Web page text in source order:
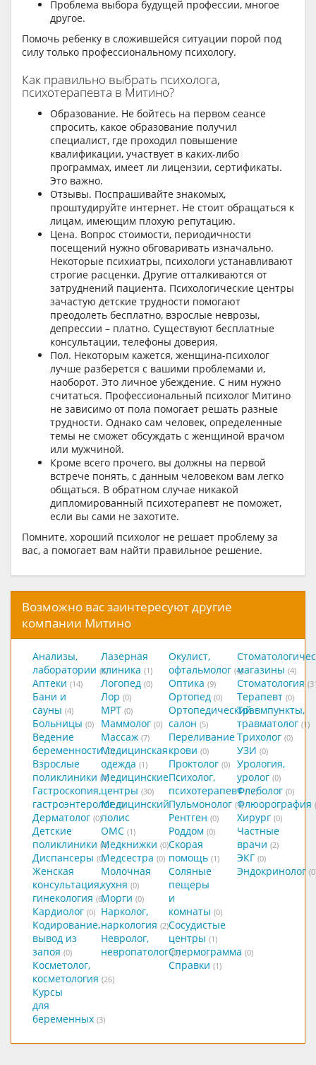
Проблема выбора будущей профессии, многое
другое.
Помочь ребенку в сложившейся ситуации порой под
силу только профессиональному психологу.
Как правильно выбрать психолога,
психотерапевта в Митино?
Образование. Не бойтесь на первом сеансе
спросить, какое образование получил
специалист, где проходил повышение
квалификации, участвует в каких-либо
программах, имеет ли лицензии, сертификаты.
Это важно.
Отзывы. Поспрашивайте знакомых,
проштудируйте интернет. Не стоит обращаться к
лицам, имеющим плохую репутацию.
Цена. Вопрос стоимости, периодичности
посещений нужно обговаривать изначально.
Некоторые психиатры, психологи устанавливают
строгие расценки. Другие отталкиваются от
затруднений пациента. Психологические центры
зачастую детские трудности помогают
преодолеть бесплатно, взрослые неврозы,
депрессии – платно. Существуют бесплатные
консультации, телефоны доверия.
Пол. Некоторым кажется, женщина-психолог
лучше разберется с вашими проблемами и,
наоборот. Это личное убеждение. С ним нужно
считаться. Профессиональный психолог Митино
не зависимо от пола помогает решать разные
трудности. Однако сам человек, определенные
темы не сможет обсуждать с женщиной врачом
или мужчиной.
Кроме всего прочего, вы должны на первой
встрече понять, с данным человеком вам легко
общаться. В обратном случае никакой
дипломированный психотерапевт не поможет,
если вы сами не захотите.
Помните, хороший психолог не решает проблему за
вас, а помогает вам найти правильное решение.
Возможно вас заинтересуют другие
компании Митино
Анализы,
лаборатории (8)
Аптеки (14)
Бани и
сауны (4)
Больницы (0)
Ведение
беременности (0)
Взрослые
поликлиники (4)
Гастроскопия,
гастроэнтеролог (0)
Дерматолог (0)
Детские
поликлиники (4)
Диспансеры (0)
Женская
консультация,
гинекология (6)
Кардиолог (0)
Кодирование,
вывод из
запоя (0)
Косметолог,
косметология (26)
Курсы
для
беременных (3)
Лазерная
клиника (1)
Логопед (0)
Лор (0)
МРТ (0)
Маммолог (0)
Массаж (7)
Медицинская
одежда (1)
Медицинские
центры (30)
Медицинский
полис
ОМС (1)
Медкнижки (0)
Медсестра (0)
Молочная
кухня (0)
Морги (0)
Нарколог,
наркология (2)
Невролог,
невропатолог (0)
Окулист,
офтальмолог (4)
Оптика (9)
Ортопед (0)
Ортопедический
салон (5)
Переливание
крови (0)
Проктолог (0)
Психолог,
психотерапевт (12)
Пульмонолог (1)
Рентген (0)
Роддом (0)
Скорая
помощь (1)
Соляные
пещеры
и
комнаты (0)
Сосудистые
центры (1)
Спермограмма (0)
Справки (1)
магазины (4)
Стоматология
Терапевт (0)
Травмпункты,
травматолог (1)
Трихолог (0)
УЗИ (0)
Урология,
уролог (0)
Флеболог (0)
Флюорография
Хирург (0)
Частные
врачи (2)
ЭКГ (0)
Эндокринолог